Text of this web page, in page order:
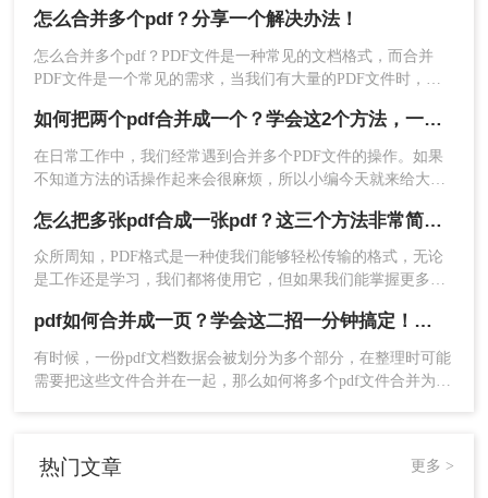
2、打开链接进入PDF合并界面，需要注意的是，如
哦。
可。
互联网上找到相关的方法。最后，我们不能达到我们理想的预
期。让我们来看看pdf合并的方法。
怎么合并多个pdf？分享一个解决办法！
怎么合并多个pdf？PDF文件是一种常见的文档格式，而合并
PDF文件是一个常见的需求，当我们有大量的PDF文件时，为
样一来，我们就可以更容易地查找和管理这些文件，而不是一
个一个地打开它们。那么怎么合并多个pdf呢？下面分享一个文
件合并的方法，有需要的朋友快来一起看。
如何把两个pdf合并成一个？学会这2个方法，一分钟就能搞定，太好用了！
在日常工作中，我们经常遇到合并多个PDF文件的操作。如果
不知道方法的话操作起来会很麻烦，所以小编今天就来给大家
pdf合并方法，适用于各种场景，值得收集和使用。
怎么把多张pdf合成一张pdf？这三个方法非常简单！请低调使用
众所周知，PDF格式是一种使我们能够轻松传输的格式，无论
是工作还是学习，我们都将使用它，但如果我们能掌握更多的
事，因此，今天我们要讲的是，怎么把多张pdf合成一张pdf，
如果你也想要知道pdf合并技巧方法，就来看看吧！
pdf如何合并成一页？学会这二招一分钟搞定！太方便了
有时候，一份pdf文档数据会被划分为多个部分，在整理时可能
需要把这些文件合并在一起，那么如何将多个pdf文件合并为一
热门文章 更多 >